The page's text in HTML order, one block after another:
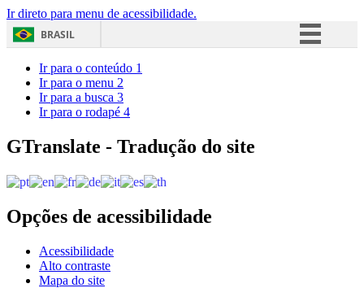
Ir direto para menu de acessibilidade.
BRASIL
Acesso à informação
Ir para o conteúdo 1
Ir para o menu 2
Ir para a busca 3
Ir para o rodapé 4
GTranslate - Tradução do site
Opções de acessibilidade
Acessibilidade
Alto contraste
Mapa do site